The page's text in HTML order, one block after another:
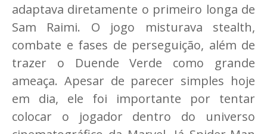
adaptava diretamente o primeiro longa de
Sam Raimi. O jogo misturava stealth,
combate e fases de perseguição, além de
trazer o Duende Verde como grande
ameaça. Apesar de parecer simples hoje
em dia, ele foi importante por tentar
colocar o jogador dentro do universo